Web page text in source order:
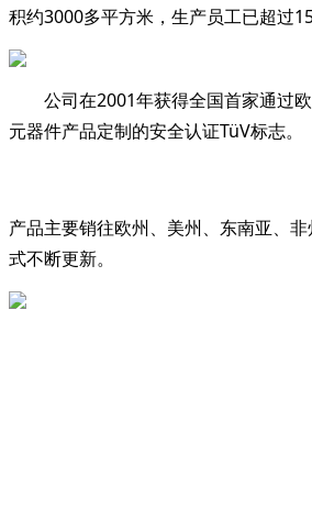
积约3000多平方米，生产员工已超过
公司在2001年获得全国首家通过欧
元器件产品定制的安全认证TüV标志。
产品主要销往欧州、美州、东南亚、
式不断更新。